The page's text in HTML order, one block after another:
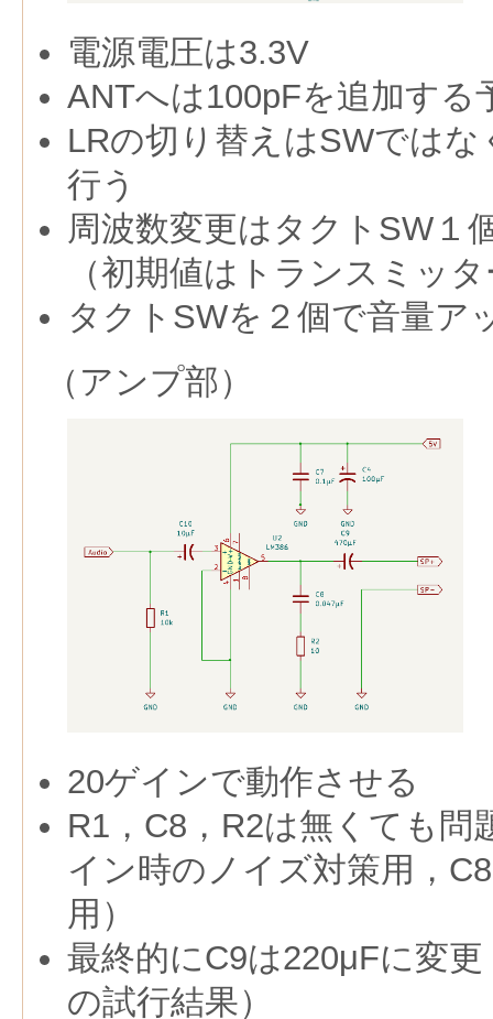
電源電圧は3.3V
ANTへは100pFを追加する
LRの切り替えはSWでは
行う
周波数変更はタクトSW１
（初期値はトランスミッ
タクトSWを２個で音量ア
（アンプ部）
20ゲインで動作させる
R1，C8，R2は無くても問
イン時のノイズ対策用，
用）
最終的にC9は220μFに変
の試行結果）